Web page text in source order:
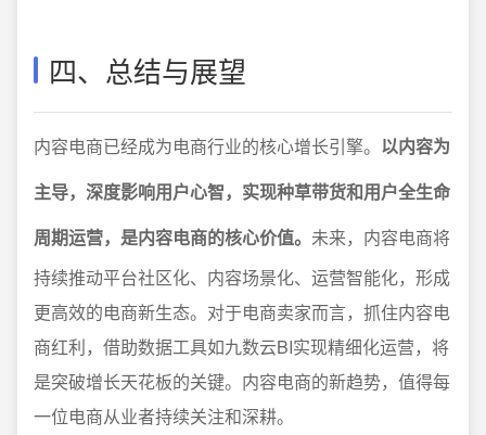
四、总结与展望
内容电商已经成为电商行业的核心增长引擎。 以内容为
主导，深度影响用户心智，实现种草带货和用户全生命
周期运营，是内容电商的核心价值。 未来，内容电商将
持续推动平台社区化、内容场景化、运营智能化，形成
更高效的电商新生态。对于电商卖家而言，抓住内容电
商红利，借助数据工具如九数云BI实现精细化运营，将
是突破增长天花板的关键。内容电商的新趋势，值得每
一位电商从业者持续关注和深耕。